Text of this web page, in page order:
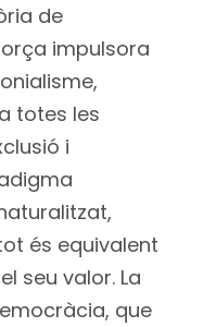
de
impulsora
totes les
i
és equivalent
seu valor. La
que